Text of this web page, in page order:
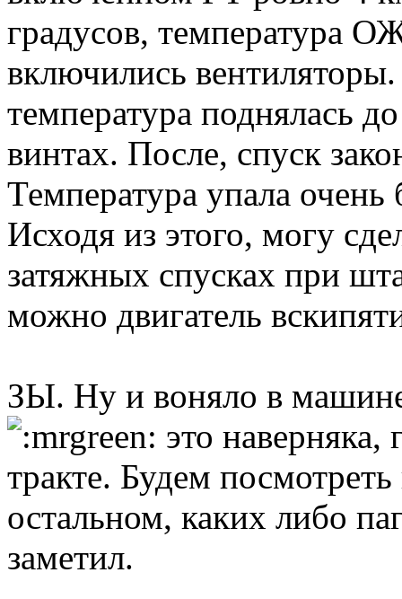
градусов, температура
включились
температура поднялась
винтах. После, спуск
Температура упала
Исходя из этого, могу
затяжных спусках при
можно двигатель
ЗЫ. Ну и воняло в
это наверняка,
тракте. Будем
остальном, каких либо
заметил.